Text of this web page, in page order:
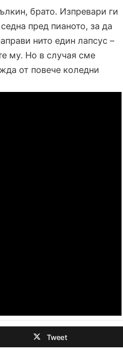
брато. Изпревари ги
пред пианото, за да
нито един лапсус –
му. Но в случая сме
от повече коледни
Tweet